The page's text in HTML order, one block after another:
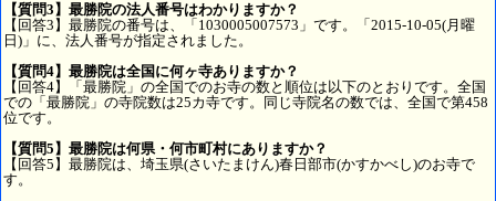
【質問3】最勝院の法人番号はわかりますか？
【回答3】最勝院の番号は、「1030005007573」です。「2015-10-05(月曜
日)」に、法人番号が指定されました。
【質問4】最勝院は全国に何ヶ寺ありますか？
【回答4】「最勝院」の全国でのお寺の数と順位は以下のとおりです。全国
での「最勝院」の寺院数は25カ寺です。同じ寺院名の数では、全国で第458
位です。
【質問5】最勝院は何県・何市町村にありますか？
【回答5】最勝院は、埼玉県(さいたまけん)春日部市(かすかべし)のお寺で
す。